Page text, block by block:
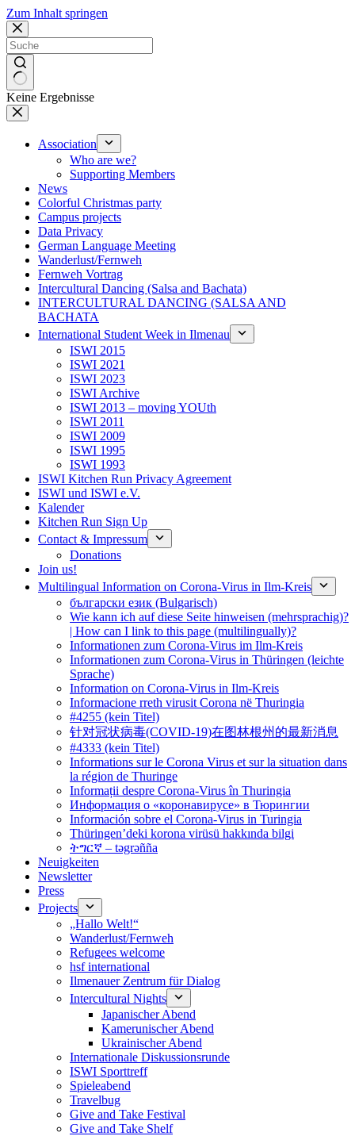
Zum Inhalt springen
Keine Ergebnisse
Association
Who are we?
Supporting Members
News
Colorful Christmas party
Campus projects
Data Privacy
German Language Meeting
Wanderlust/Fernweh
Fernweh Vortrag
Intercultural Dancing (Salsa and Bachata)
INTERCULTURAL DANCING (SALSA AND
BACHATA
International Student Week in Ilmenau
ISWI 2015
ISWI 2021
ISWI 2023
ISWI Archive
ISWI 2013 – moving YOUth
ISWI 2011
ISWI 2009
ISWI 1995
ISWI 1993
ISWI Kitchen Run Privacy Agreement
ISWI und ISWI e.V.
Kalender
Kitchen Run Sign Up
Contact & Impressum
Donations
Join us!
Multilingual Information on Corona-Virus in Ilm-Kreis
български език (Bulgarisch)
Wie kann ich auf diese Seite hinweisen (mehrsprachig)?
| How can I link to this page (multilingually)?
Informationen zum Corona-Virus im Ilm-Kreis
Informationen zum Corona-Virus in Thüringen (leichte
Sprache)
Information on Corona-Virus in Ilm-Kreis
Informacione rreth virusit Corona në Thuringia
#4255 (kein Titel)
针对冠状病毒(COVID-19)在图林根州的最新消息
#4333 (kein Titel)
Informations sur le Corona Virus et sur la situation dans
la région de Thuringe
Informații despre Corona-Virus în Thuringia
Информация о «коронавирусе» в Тюрингии
Información sobre el Corona-Virus in Turingia
Thüringen’deki korona virüsü hakkında bilgi
ትግርኛ – tǝgrǝñña
Neuigkeiten
Newsletter
Press
Projects
„Hallo Welt!“
Wanderlust/Fernweh
Refugees welcome
hsf international
Ilmenauer Zentrum für Dialog
Intercultural Nights
Japanischer Abend
Kamerunischer Abend
Ukrainischer Abend
Internationale Diskussionsrunde
ISWI Sporttreff
Spieleabend
Travelbug
Give and Take Festival
Give and Take Shelf